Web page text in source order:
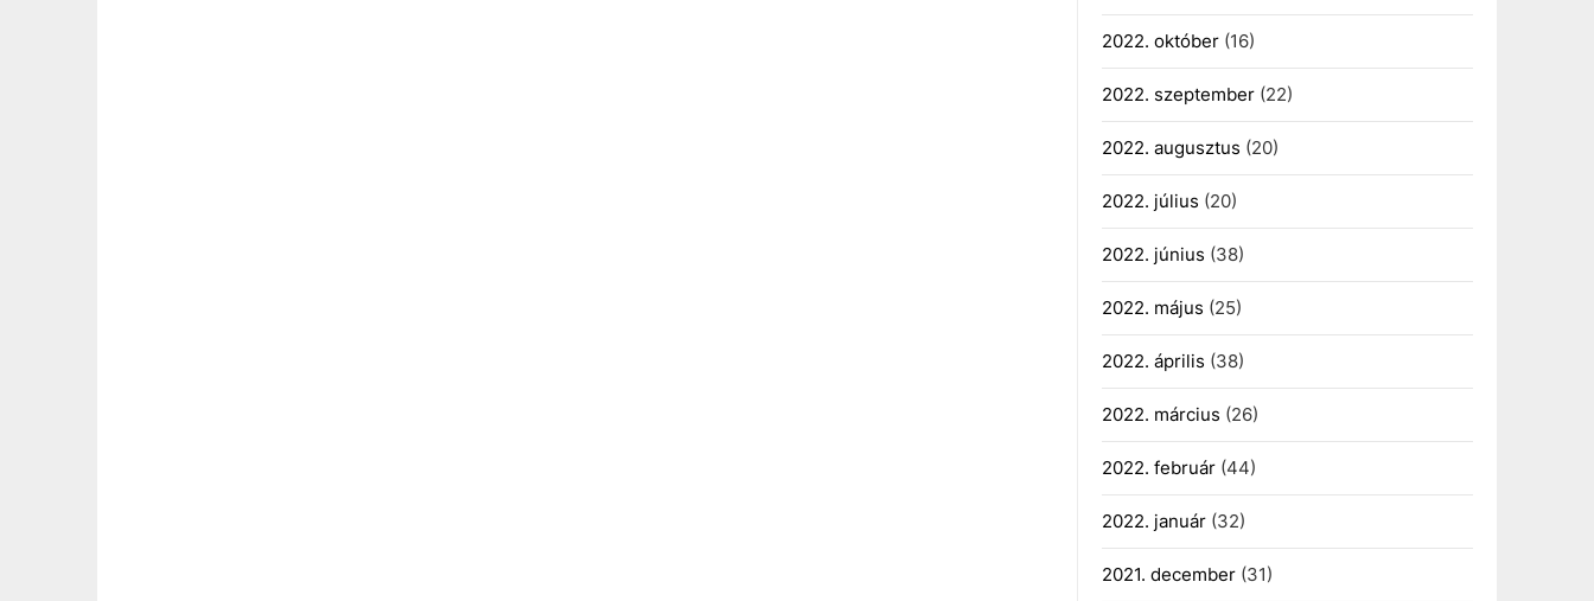
2022. október(16)
2022. szeptember(22)
2022. augusztus (20)
2022. július (20)
2022. június (38)
2022. május (25)
2022. április (38)
2022. március (26)
2022. február(44)
2022. január(32)
2021. december(31)